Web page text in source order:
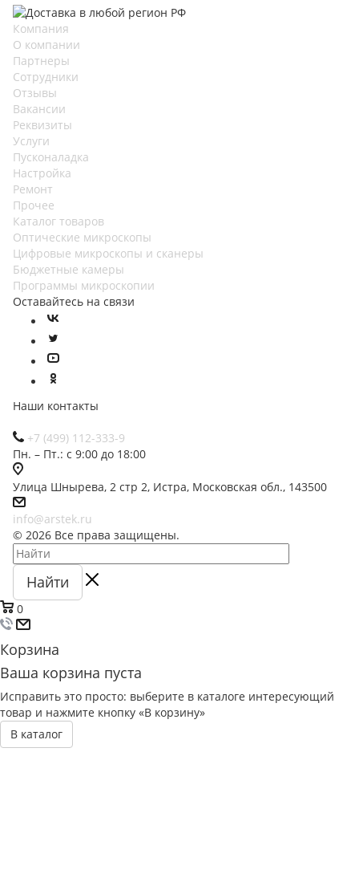
Компания
О компании
Партнеры
Сотрудники
Отзывы
Вакансии
Реквизиты
Услуги
Пусконаладка
Настройка
Ремонт
Прочее
Каталог товаров
Оптические микроскопы
Цифровые микроскопы и сканеры
Бюджетные камеры
Программы микроскопии
Оставайтесь на связи
Наши контакты
+7 (499) 112-333-9
Пн. – Пт.: с 9:00 до 18:00
Улица Шнырева, 2 стр 2, Истра, Московская обл., 143500
info@arstek.ru
© 2026 Все права защищены.
Найти
0
Корзина
Ваша корзина пуста
Исправить это просто: выберите в каталоге интересующий
товар и нажмите кнопку «В корзину»
В каталог